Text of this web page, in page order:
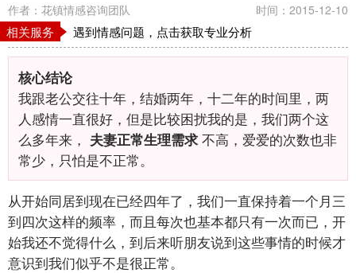
作者：花镇情感咨询团队 时间：2015-12-10
相关服务 遇到情感问题，点击获取专业分析
核心结论
我跟老公交往十年，结婚两年，十二年的时间里，两
人感情一直很好，但是比较困扰我的是，我们两个这
么多年来， 夫妻正常生理需求不高，爱爱的次数也非
常少，只怕是不正常。
从开始同居到现在已经四年了，我们一直保持着一个月三
到四次这样的频率，而且每次也基本都只有一次而已，开
始我还不觉得什么，到后来听朋友说到这些事情的时候才
意识到我们似乎不是很正常。